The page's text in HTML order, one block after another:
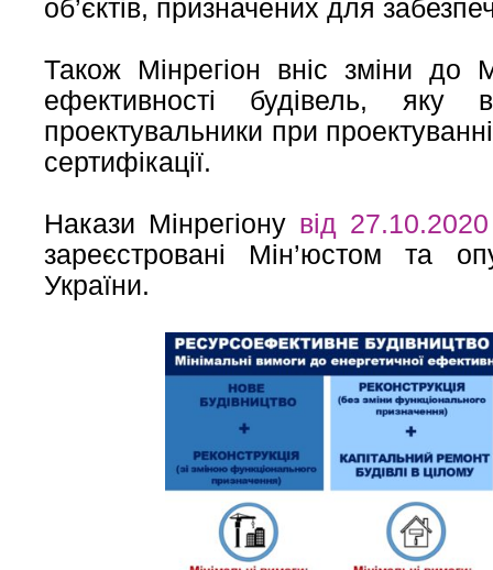
об’єктів, призначених для
Також Мінрегіон вніс зміни до
ефективності будівель, яку
проектувальники при
сертифікації.
Накази Мінрегіону від
зареєстровані Мін’юстом та
України.